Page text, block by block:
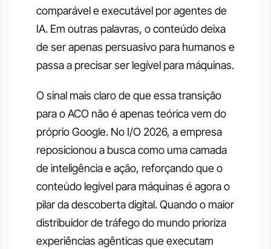
comparável e executável por agentes de
IA. Em outras palavras, o conteúdo deixa
de ser apenas persuasivo para humanos e
passa a precisar ser legível para máquinas.
O sinal mais claro de que essa transição
para o ACO não é apenas teórica vem do
próprio Google. No I/O 2026, a empresa
reposicionou a busca como uma camada
de inteligência e ação, reforçando que o
conteúdo legível para máquinas é agora o
pilar da descoberta digital. Quando o maior
distribuidor de tráfego do mundo prioriza
experiências agênticas que executam